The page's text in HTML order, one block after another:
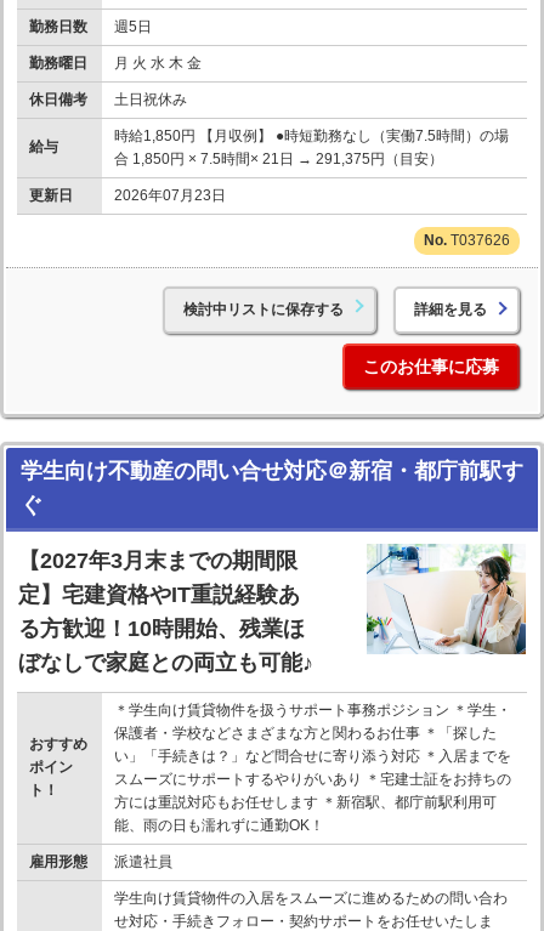
勤務日数 週5日
勤務曜日 月 火 水 木 金
休日備考 土日祝休み
給与
時給1,850円 【月収例】 ●時短勤務なし（実働7.5時間）の場
合 1,850円 × 7.5時間× 21日 → 291,375円（目安）
更新日 2026年07月23日
T037626
検討中リストに保存する 詳細を見る
このお仕事に応募
学生向け不動産の問い合せ対応＠新宿・都庁前駅す
ぐ
【2027年3月末までの期間限
定】宅建資格やIT重説経験あ
る方歓迎！10時開始、残業ほ
ぼなしで家庭との両立も可能♪
おすすめ
ポイン
ト！
＊学生向け賃貸物件を扱うサポート事務ポジション ＊学生・
保護者・学校などさまざまな方と関わるお仕事 ＊「探した
い」「手続きは？」など問合せに寄り添う対応 ＊入居までを
スムーズにサポートするやりがいあり ＊宅建士証をお持ちの
方には重説対応もお任せします ＊新宿駅、都庁前駅利用可
能、雨の日も濡れずに通勤OK！
雇用形態 派遣社員
学生向け賃貸物件の入居をスムーズに進めるための問い合わ
せ対応・手続きフォロー・契約サポートをお任せいたしま